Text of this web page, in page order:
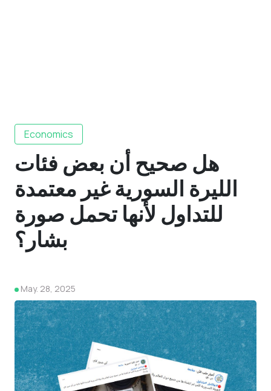
Economics
هل صحيح أن بعض فئات
الليرة السورية غير معتمدة
للتداول لأنها تحمل صورة
بشار؟
May. 28, 2025